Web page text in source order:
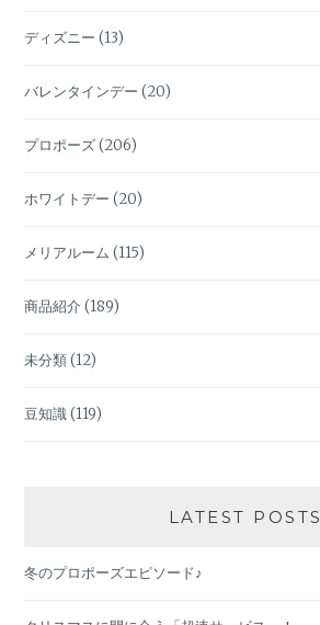
ディズニー (13)
バレンタインデー (20)
プロポーズ(206)
ホワイトデー (20)
メリアルーム (115)
商品紹介 (189)
未分類(12)
豆知識(119)
LATEST POSTS
冬のプロポーズエピソード♪